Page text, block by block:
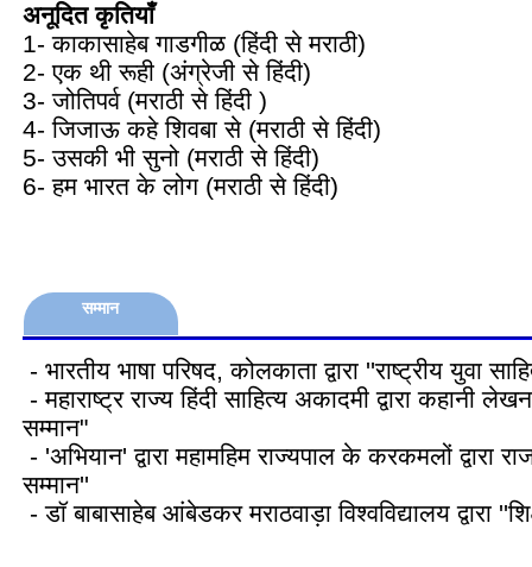
अनूदित कृतियाँ
1- काकासाहेब गाडगीळ (हिंदी से मराठी)
2- एक थी रूही (अंग्रेजी से हिंदी)
3- जोतिपर्व (मराठी से हिंदी )
4- जिजाऊ कहे शिवबा से (मराठी से हिंदी)
5- उसकी भी सुनो (मराठी से हिंदी)
6- हम भारत के लोग (मराठी से हिंदी)
सम्मान
- भारतीय भाषा परिषद, कोलकाता द्वारा ''राष्ट्रीय युवा
- महाराष्ट्र राज्य हिंदी साहित्य अकादमी द्वारा कहानी
सम्मान"
- 'अभियान' द्वारा महामहिम राज्यपाल के करकमलों द्वारा
सम्मान''
- डॉ बाबासाहेब आंबेडकर मराठवाड़ा विश्वविद्यालय द्वारा